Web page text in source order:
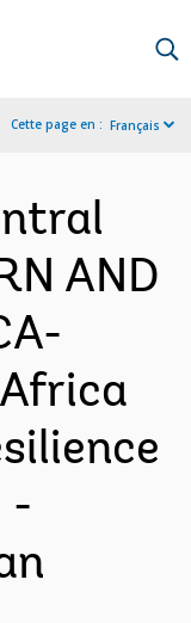
Cette page en : Français
AND
-